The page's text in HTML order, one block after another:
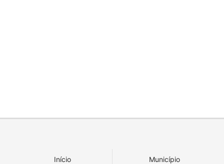
Início Município